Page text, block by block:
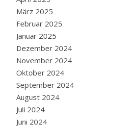
März 2025
Februar 2025
Januar 2025
Dezember 2024
November 2024
Oktober 2024
September 2024
August 2024
Juli 2024
Juni 2024